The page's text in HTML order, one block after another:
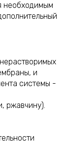
необходимым
и
системы -
ржавчину).